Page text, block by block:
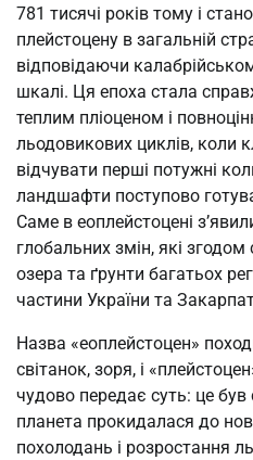
781 тисячі років тому і
плейстоцену в загальній
відповідаючи
шкалі. Ця епоха стала
теплим пліоценом і
льодовикових циклів, коли
відчувати перші потужні
ландшафти поступово
Саме в еоплейстоцені
глобальних змін, які
озера та ґрунти багатьох
частини України та
Назва «еоплейстоцен»
світанок, зоря, і
чудово передає суть: це
планета прокидалася до
похолодань і розростання